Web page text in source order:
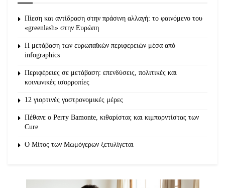
Πίεση και αντίδραση στην πράσινη αλλαγή: το φαινόμενο του
«greenlash» στην Ευρώπη
Η μετάβαση των ευρωπαϊκών περιφερειών μέσα από
infographics
Περιφέρειες σε μετάβαση: επενδύσεις, πολιτικές και
κοινωνικές ισορροπίες
12 γιορτινές γαστρονομικές μέρες
Πέθανε ο Perry Bamonte, κιθαρίστας και κιμπορντίστας των
Cure
O Μίτος των Μωμόγερων ξετυλίγεται